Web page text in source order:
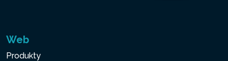
Web
Produkty